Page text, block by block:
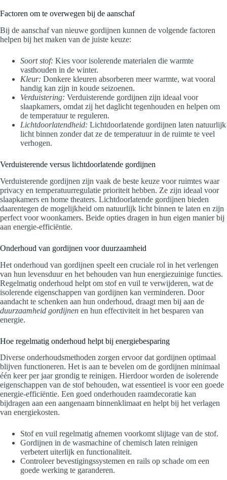
Factoren om te overwegen bij de aanschaf
Bij de aanschaf van nieuwe gordijnen kunnen de volgende factoren
helpen bij het maken van de juiste keuze:
Soort stof: Kies voor isolerende materialen die warmte
vasthouden in de winter.
Kleur: Donkere kleuren absorberen meer warmte, wat vooral
handig kan zijn in koude seizoenen.
Verduistering: Verduisterende gordijnen zijn ideaal voor
slaapkamers, omdat zij het daglicht tegenhouden en helpen om
de temperatuur te reguleren.
Lichtdoorlatendheid: Lichtdoorlatende gordijnen laten natuurlijk
licht binnen zonder dat ze de temperatuur in de ruimte te veel
verhogen.
Verduisterende versus lichtdoorlatende gordijnen
Verduisterende gordijnen zijn vaak de beste keuze voor ruimtes waar
privacy en temperatuurregulatie prioriteit hebben. Ze zijn ideaal voor
slaapkamers en home theaters. Lichtdoorlatende gordijnen bieden
daarentegen de mogelijkheid om natuurlijk licht binnen te laten en zijn
perfect voor woonkamers. Beide opties dragen in hun eigen manier bij
aan energie-efficiëntie.
Onderhoud van gordijnen voor duurzaamheid
Het onderhoud van gordijnen speelt een cruciale rol in het verlengen
van hun levensduur en het behouden van hun energiezuinige functies.
Regelmatig onderhoud helpt om stof en vuil te verwijderen, wat de
isolerende eigenschappen van gordijnen kan verminderen. Door
aandacht te schenken aan hun onderhoud, draagt men bij aan de
duurzaamheid gordijnen en hun effectiviteit in het besparen van
energie.
Hoe regelmatig onderhoud helpt bij energiebesparing
Diverse onderhoudsmethoden zorgen ervoor dat gordijnen optimaal
blijven functioneren. Het is aan te bevelen om de gordijnen minimaal
één keer per jaar grondig te reinigen. Hierdoor worden de isolerende
eigenschappen van de stof behouden, wat essentieel is voor een goede
energie-efficiëntie. Een goed onderhouden raamdecoratie kan
bijdragen aan een aangenaam binnenklimaat en helpt bij het verlagen
van energiekosten.
Stof en vuil regelmatig afnemen voorkomt slijtage van de stof.
Gordijnen in de wasmachine of chemisch laten reinigen
verbetert uiterlijk en functionaliteit.
Controleer bevestigingssystemen en rails op schade om een
goede werking te garanderen.